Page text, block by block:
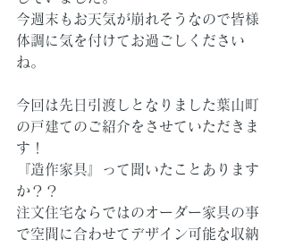
今週末もお天気が崩れそうなので皆様
体調に気を付けてお過ごしください
ね。
今回は先日引渡しとなりました葉山町
の戸建てのご紹介をさせていただきま
す！
『造作家具』って聞いたことあります
か？？
注文住宅ならではのオーダー家具の事
で空間に合わせてデザイン可能な収納